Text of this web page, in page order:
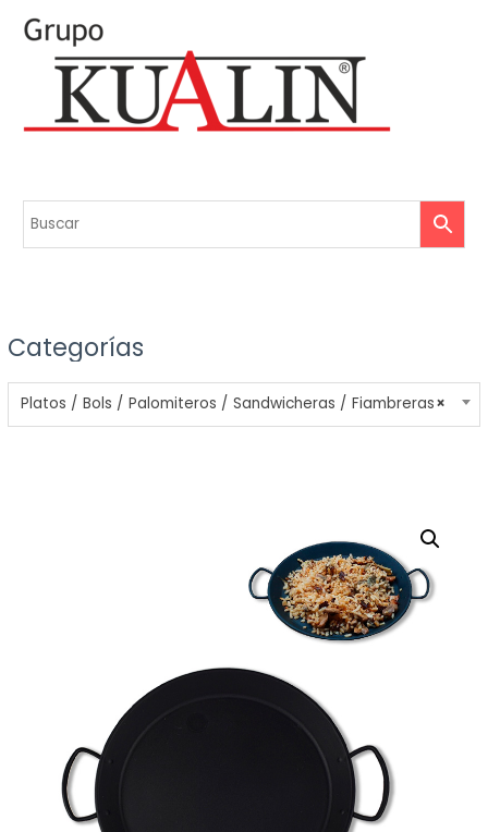
Categorías
×
Platos / Bols / Palomiteros / Sandwicheras / Fiambreras